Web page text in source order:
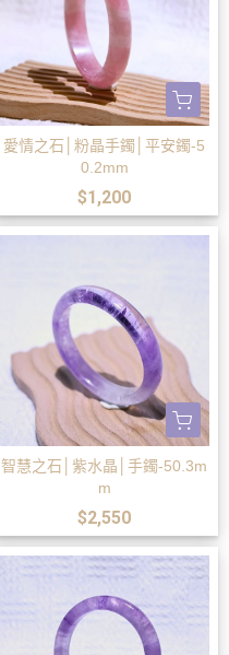
愛情之石│粉晶手鐲│平安鐲-5
0.2mm
$1,200
智慧之石│紫水晶│手鐲-50.3m
m
$2,550